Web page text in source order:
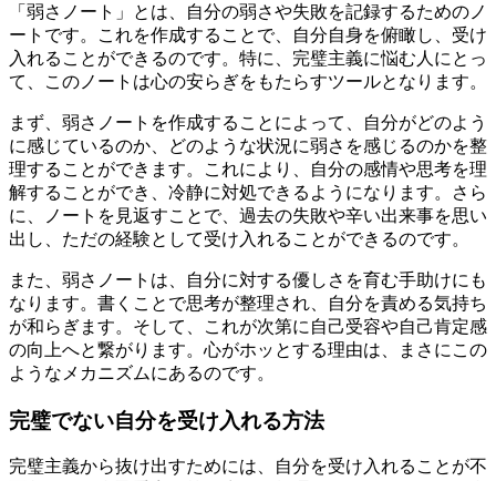
「弱さノート」とは、自分の弱さや失敗を記録するためのノ
ートです。これを作成することで、自分自身を俯瞰し、受け
入れることができるのです。特に、完璧主義に悩む人にとっ
て、このノートは心の安らぎをもたらすツールとなります。
まず、弱さノートを作成することによって、自分がどのよう
に感じているのか、どのような状況に弱さを感じるのかを整
理することができます。これにより、自分の感情や思考を理
解することができ、冷静に対処できるようになります。さら
に、ノートを見返すことで、過去の失敗や辛い出来事を思い
出し、ただの経験として受け入れることができるのです。
また、弱さノートは、自分に対する優しさを育む手助けにも
なります。書くことで思考が整理され、自分を責める気持ち
が和らぎます。そして、これが次第に自己受容や自己肯定感
の向上へと繋がります。心がホッとする理由は、まさにこの
ようなメカニズムにあるのです。
完璧でない自分を受け入れる方法
完璧主義から抜け出すためには、自分を受け入れることが不